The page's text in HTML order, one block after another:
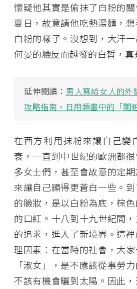
懷疑他其實是偷抹了白粉的
夏日，故意請他吃熱湯麵，
白粉的樣子。沒想到，大汗一
何晏的臉反而越發的白皙，真
延伸閱讀： 男人寫給女人的外
攻略指南，日用類書中的「閨
在西方利用抹粉來讓自己變
衰，一直到中世紀的歐洲都
多女士們，甚至會故意的定期
來讓自己顯得更蒼白一些。
的臉妝，是以白粉為底，棕
的口紅。十八到十九世紀間，
的追求，進入了新境界。這
理因素：在當時的社會，大
「淑女」，是不應該從事勞
不該有機會曬到太陽。因此，